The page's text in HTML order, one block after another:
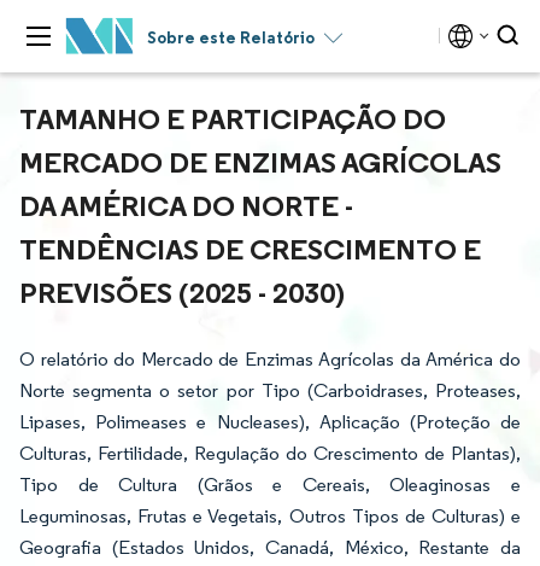
Sobre este Relatório
TAMANHO E PARTICIPAÇÃO DO
MERCADO DE ENZIMAS AGRÍCOLAS
DA AMÉRICA DO NORTE -
TENDÊNCIAS DE CRESCIMENTO E
PREVISÕES (2025 - 2030)
O relatório do Mercado de Enzimas Agrícolas da América do
Norte segmenta o setor por Tipo (Carboidrases, Proteases,
Lipases, Polimeases e Nucleases), Aplicação (Proteção de
Culturas, Fertilidade, Regulação do Crescimento de Plantas),
Tipo de Cultura (Grãos e Cereais, Oleaginosas e
Leguminosas, Frutas e Vegetais, Outros Tipos de Culturas) e
Geografia (Estados Unidos, Canadá, México, Restante da